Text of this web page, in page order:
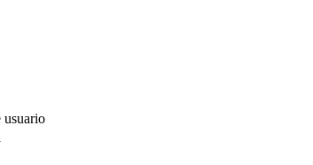
usuario